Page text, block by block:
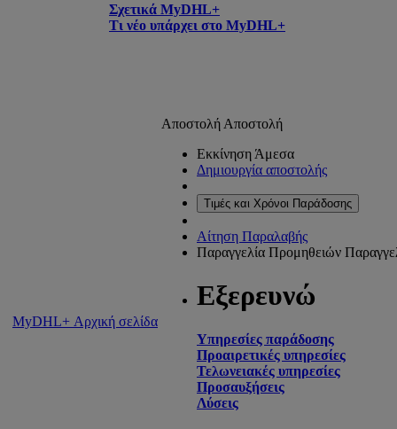
Σχετικά MyDHL+
Τι νέο υπάρχει στο MyDHL+
MyDHL+ Αρχική σελίδα
Αποστολή Αποστολή
Εκκίνηση Άμεσα
Δημιουργία αποστολής
Τιμές και Χρόνοι Παράδοσης
Αίτηση Παραλαβής
Παραγγελία Προμηθειών
Εξερευνώ
Υπηρεσίες παράδοσης
Προαιρετικές υπηρεσίες
Τελωνειακές υπηρεσίες
Προσαυξήσεις
Λύσεις